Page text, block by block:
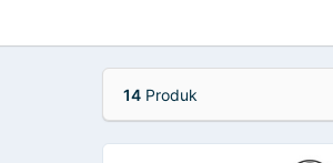
14 Produk